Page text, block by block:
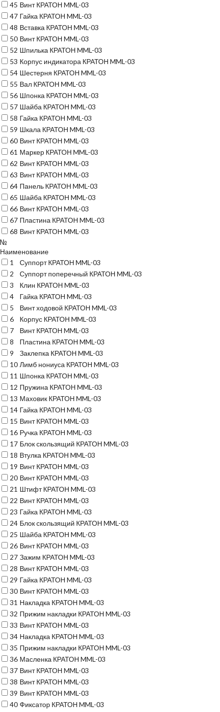
45 Винт КРАТОН MML-03
47 Гайка КРАТОН MML-03
48 Вставка КРАТОН MML-03
50 Винт КРАТОН MML-03
52 Шпилька КРАТОН MML-03
53 Корпус индикатора КРАТОН MML-03
54 Шестерня КРАТОН MML-03
55 Вал КРАТОН MML-03
56 Шпонка КРАТОН MML-03
57 Шайба КРАТОН MML-03
58 Гайка КРАТОН MML-03
59 Шкала КРАТОН MML-03
60 Винт КРАТОН MML-03
61 Маркер КРАТОН MML-03
62 Винт КРАТОН MML-03
63 Винт КРАТОН MML-03
64 Панель КРАТОН MML-03
65 Шайба КРАТОН MML-03
66 Винт КРАТОН MML-03
67 Пластина КРАТОН MML-03
68 Винт КРАТОН MML-03
№
Наименование
1
Суппорт КРАТОН MML-03
2
Суппорт поперечный КРАТОН MML-03
3
Клин КРАТОН MML-03
4
Гайка КРАТОН MML-03
5
Винт ходовой КРАТОН MML-03
6
Корпус КРАТОН MML-03
7
Винт КРАТОН MML-03
8
Пластина КРАТОН MML-03
9
Заклепка КРАТОН MML-03
10 Лимб нониуса КРАТОН MML-03
11 Шпонка КРАТОН MML-03
12 Пружина КРАТОН MML-03
13 Маховик КРАТОН MML-03
14 Гайка КРАТОН MML-03
15 Винт КРАТОН MML-03
16 Ручка КРАТОН MML-03
17 Блок скользящий КРАТОН MML-03
18 Втулка КРАТОН MML-03
19 Винт КРАТОН MML-03
20 Винт КРАТОН MML-03
21 Штифт КРАТОН MML-03
22 Винт КРАТОН MML-03
23 Гайка КРАТОН MML-03
24 Блок скользящий КРАТОН MML-03
25 Шайба КРАТОН MML-03
26 Винт КРАТОН MML-03
27 Зажим КРАТОН MML-03
28 Винт КРАТОН MML-03
29 Гайка КРАТОН MML-03
30 Винт КРАТОН MML-03
31 Накладка КРАТОН MML-03
32 Прижим накладки КРАТОН MML-03
33 Винт КРАТОН MML-03
34 Накладка КРАТОН MML-03
35 Прижим накладки КРАТОН MML-03
36 Масленка КРАТОН MML-03
37 Винт КРАТОН MML-03
38 Винт КРАТОН MML-03
39 Винт КРАТОН MML-03
40 Фиксатор КРАТОН MML-03